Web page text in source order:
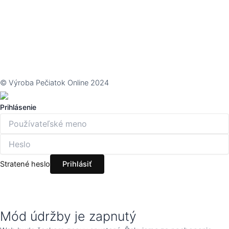
Mód údržby je zapnutý
© Výroba Pečiatok Online 2024
Prihlásenie
Stratené heslo